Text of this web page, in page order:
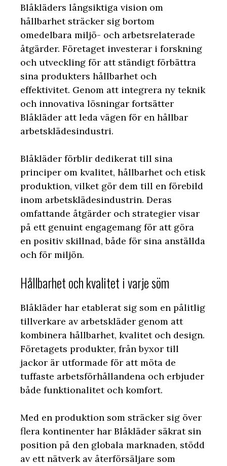
Blåkläders långsiktiga vision om
hållbarhet sträcker sig bortom
omedelbara miljö- och arbetsrelaterade
åtgärder. Företaget investerar i forskning
och utveckling för att ständigt förbättra
sina produkters hållbarhet och
effektivitet. Genom att integrera ny teknik
och innovativa lösningar fortsätter
Blåkläder att leda vägen för en hållbar
arbetsklädesindustri.
Blåkläder förblir dedikerat till sina
principer om kvalitet, hållbarhet och etisk
produktion, vilket gör dem till en förebild
inom arbetsklädesindustrin. Deras
omfattande åtgärder och strategier visar
på ett genuint engagemang för att göra
en positiv skillnad, både för sina anställda
och för miljön.
Hållbarhet och kvalitet i varje söm
Blåkläder har etablerat sig som en pålitlig
tillverkare av arbetskläder genom att
kombinera hållbarhet, kvalitet och design.
Företagets produkter, från byxor till
jackor är utformade för att möta de
tuffaste arbetsförhållandena och erbjuder
både funktionalitet och komfort.
Med en produktion som sträcker sig över
flera kontinenter har Blåkläder säkrat sin
position på den globala marknaden, stödd
av ett nätverk av återförsäljare som